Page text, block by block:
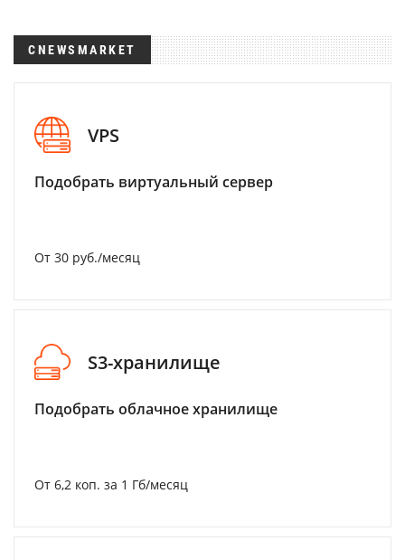
CNEWSMARKET
VPS
Подобрать виртуальный сервер
От 30 руб./месяц
S3-хранилище
Подобрать облачное хранилище
От 6,2 коп. за 1 Гб/месяц